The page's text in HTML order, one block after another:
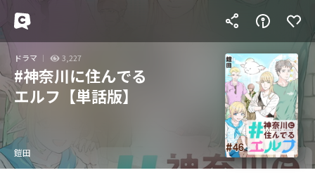
ドラマ 3,227
#神奈川に住んでる
エルフ【単話版】
鎧田